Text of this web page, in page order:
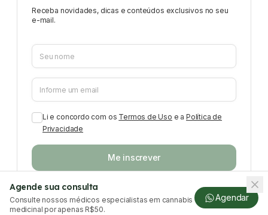
Receba novidades, dicas e conteúdos exclusivos no seu
e-mail.
Li e concordo com os Termos de Uso e a Política de
Privacidade
Me inscrever
Agende sua consulta
Consulte nossos médicos especialistas em cannabis
medicinal por apenas R$50.
Agendar